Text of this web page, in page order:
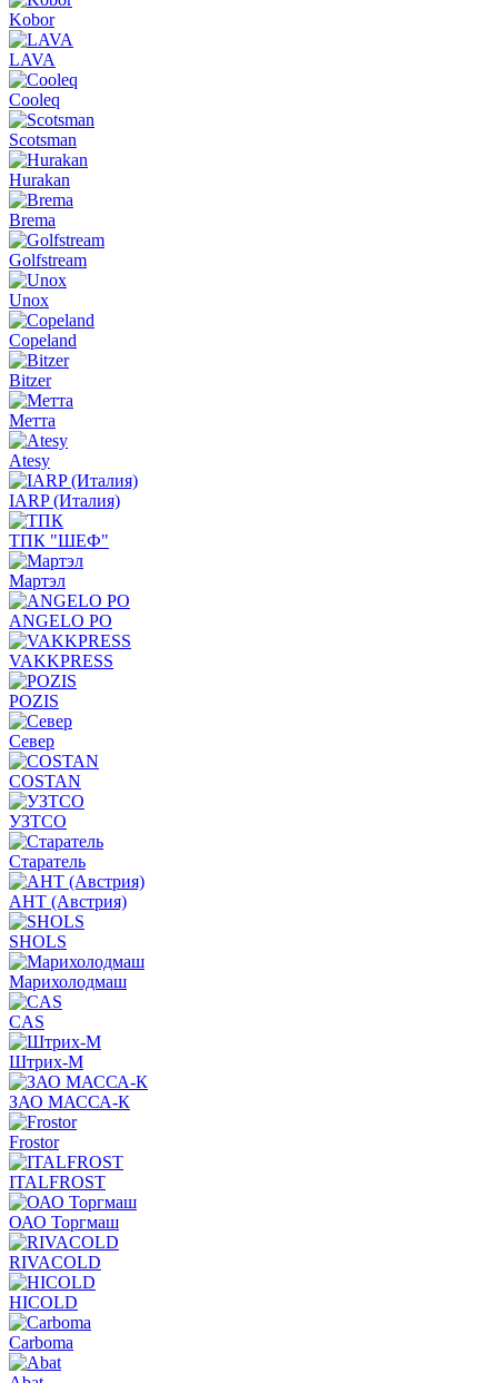
Kobor
LAVA
Cooleq
Scotsman
Hurakan
Brema
Golfstream
Unox
Copeland
Bitzer
Метта
Atesy
IARP (Италия)
ТПК "ШЕФ"
Мартэл
ANGELO PO
VAKKPRESS
POZIS
Север
COSTAN
УЗТСО
Старатель
АНТ (Австрия)
SHOLS
Марихолодмаш
CAS
Штрих-М
ЗАО МАССА-К
Frostor
ITALFROST
ОАО Торгмаш
RIVACOLD
HICOLD
Carboma